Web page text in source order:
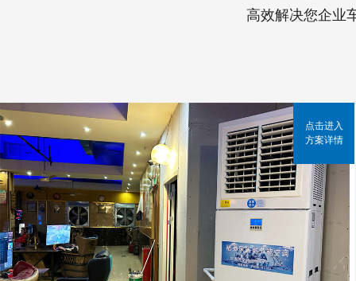
高效解决您企业
点击进入
方案详情